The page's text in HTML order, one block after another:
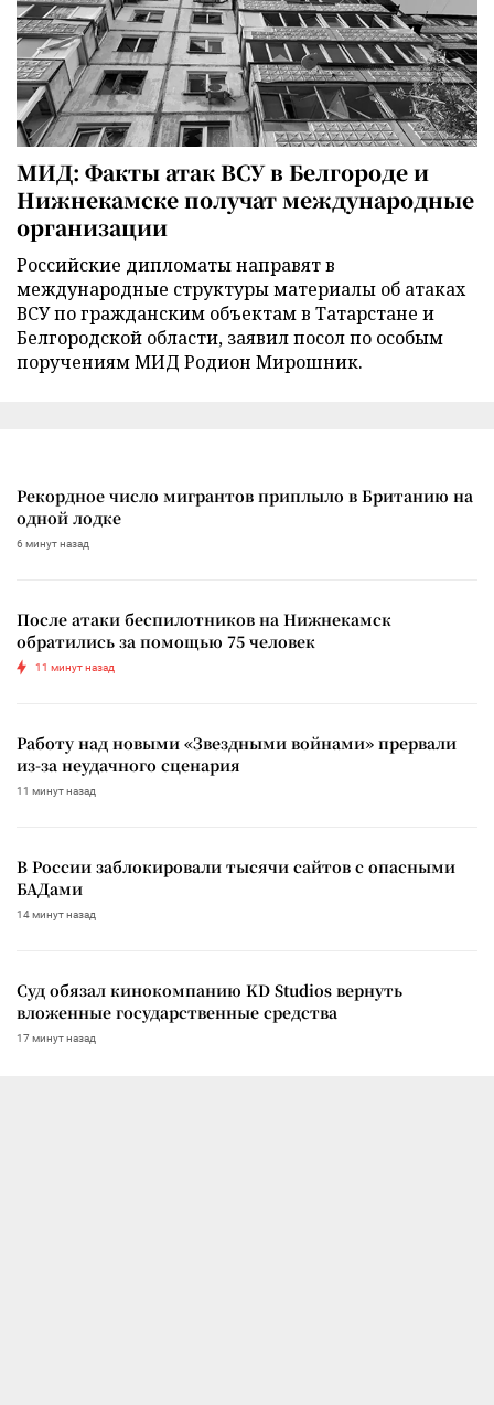
МИД: Факты атак ВСУ в Белгороде и
Нижнекамске получат международные
организации
Российские дипломаты направят в
международные структуры материалы об атаках
ВСУ по гражданским объектам в Татарстане и
Белгородской области, заявил посол по особым
поручениям МИД Родион Мирошник.
Рекордное число мигрантов приплыло в Британию на
одной лодке
6 минут назад
После атаки беспилотников на Нижнекамск
обратились за помощью 75 человек
11 минут назад
Работу над новыми «Звездными войнами» прервали
из-за неудачного сценария
11 минут назад
В России заблокировали тысячи сайтов с опасными
БАДами
14 минут назад
Суд обязал кинокомпанию KD Studios вернуть
вложенные государственные средства
17 минут назад